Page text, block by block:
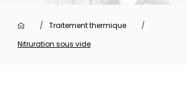
/ Traitement thermique
/
Nitruration sous vide